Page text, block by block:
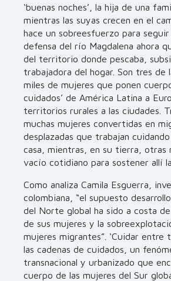
‘buenas noches’, la hija de una
mientras las suyas crecen en el
hace un sobreesfuerzo para seguir
defensa del río Magdalena ahora
del territorio donde pescaba,
trabajadora del hogar. Son tres de
miles de mujeres que ponen
cuidados’ de América Latina a
territorios rurales a las ciudades.
muchas mujeres convertidas en
desplazadas que trabajan
casa, mientras, en su tierra, otras
vacío cotidiano para sostener allí
Como analiza Camila Esguerra,
colombiana, “el supuesto
del Norte global ha sido a costa
de sus mujeres y la
mujeres migrantes”. ‘Cuidar entre
las cadenas de cuidados, un
transnacional y urbanizado que
cuerpo de las mujeres del Sur